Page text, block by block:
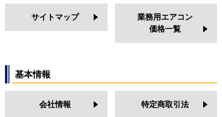
サイトマップ
業務用エアコン
価格一覧
基本情報
会社情報 特定商取引法